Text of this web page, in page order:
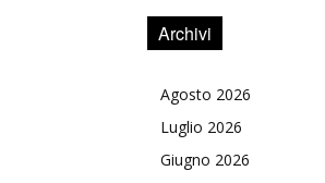
Archivi
Agosto 2026
Luglio 2026
Giugno 2026